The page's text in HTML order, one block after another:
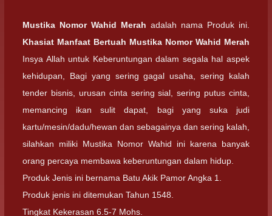
Mustika Nomor Wahid Merah adalah nama Produk ini.
Khasiat Manfaat Bertuah Mustika Nomor Wahid Merah
Insya Allah untuk Keberuntungan dalam segala hal aspek
kehidupan, Bagi yang sering gagal usaha, sering kalah
tender bisnis, urusan cinta sering sial, sering putus cinta,
memancing ikan sulit dapat, bagi yang suka judi
kartu/mesin/dadu/hewan dan sebagainya dan sering kalah,
silahkan miliki Mustika Nomor Wahid ini karena banyak
orang percaya membawa keberuntungan dalam hidup.
Produk Jenis ini bernama Batu Akik Pamor Angka 1.
Produk jenis ini ditemukan Tahun 1548.
Tingkat Kekerasan 6.5-7 Mohs.